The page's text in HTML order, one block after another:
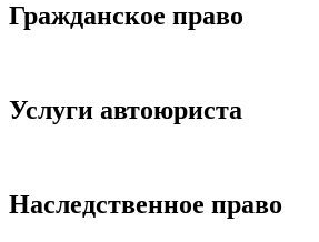
Гражданское право
Услуги автоюриста
Наследственное право